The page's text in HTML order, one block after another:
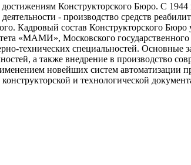
Конструкторского Бюро. С 1944
- производство средств
Кадровый состав Конструкторского
«МАМИ», Московского
специальностей. Основные
а также внедрение в производство
новейших систем автоматизации
и технологической